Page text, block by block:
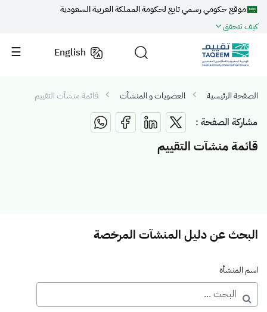
موقع حكومي رسمي تابع لحكومة المملكة العربية السعودية
كيف تتحقق
English
الصفحة الرئيسية العضويات و المنشآت قائمة منشآت التقييم
مشاركة الصفحة :
قائمة منشآت التقييم
البحث عن دليل المنشآت المرخصة
اسم المنشأة